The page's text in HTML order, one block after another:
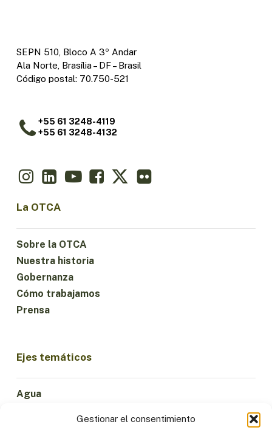
Gestionar el consentimiento
SEPN 510, Bloco A 3º Andar
Ala Norte, Brasília – DF – Brasil
Código postal: 70.750-521
+55 61 3248-4119
+55 61 3248-4132
La OTCA
Sobre la OTCA
Nuestra historia
Gobernanza
Cómo trabajamos
Prensa
Ejes temáticos
Agua